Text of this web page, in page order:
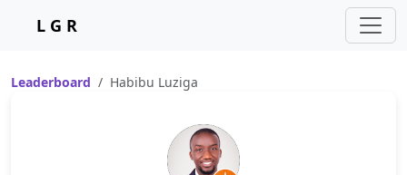
L G R
Leaderboard Habibu Luziga